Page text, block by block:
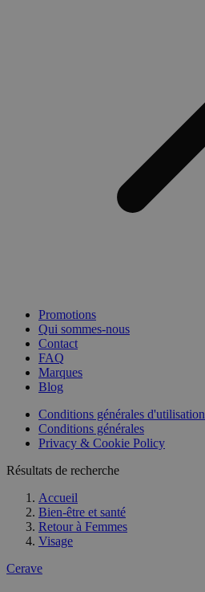
Promotions
Qui sommes-nous
Contact
FAQ
Marques
Blog
Conditions générales d'utilisation
Conditions générales
Privacy & Cookie Policy
Résultats de recherche
Accueil
Bien-être et santé
Retour à Femmes
Visage
Cerave